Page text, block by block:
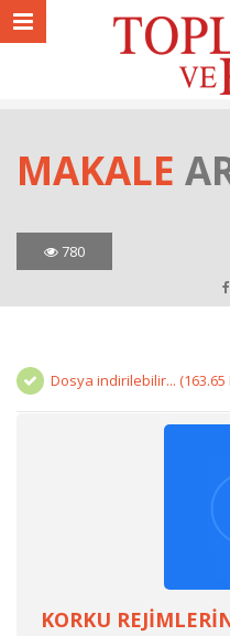
MAKALE
780
Dosya indirilebilir... (163.65
KORKU